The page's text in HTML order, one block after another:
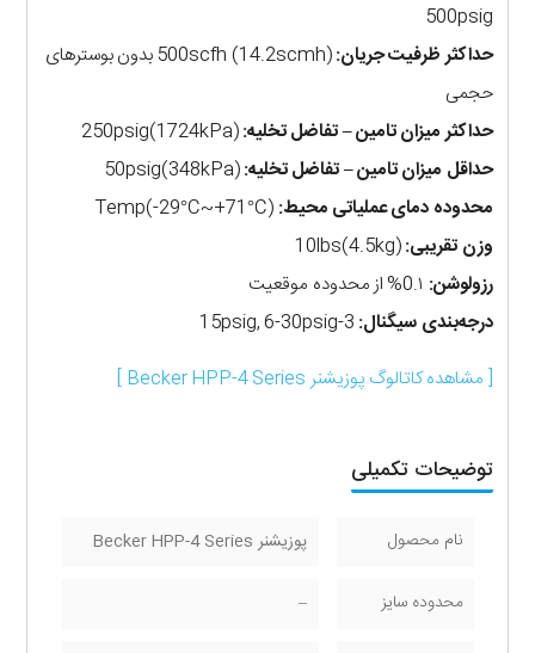
500psig
حداکثر ظرفیت جریان:
500scfh (14.2scmh) بدون بوسترهای
حجمی
حداکثر میزان تامین – تفاضل تخلیه:250psig(1724kPa)
حداقل میزان تامین – تفاضل تخلیه:50psig(348kPa)
محدوده دمای عملیاتی محیط:
وزن تقریبی:10lbs(4.5kg)
رزولوشن:
درجه‌بندی سیگنال:
[ مشاهده کاتالوگ پوزیشنر Becker HPP-4 Series ]
توضیحات تکمیلی
نام محصول پوزیشنر Becker HPP-4 Series
محدوده سایز –